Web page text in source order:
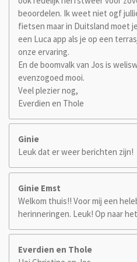
beoordelen. Ik weet niet ogf
fietsen maar in Duitsland moet
een Luca app als je op een
onze ervaring.
En de boomvalk van Jos is
evenzogoed mooi.
Veel plezier nog,
Everdien en Thole
Ginie
Leuk dat er weer berichten zijn!
Ginie Emst
Welkom thuis!! Voor mij een
herinneringen. Leuk! Op naar
Everdien en Thole